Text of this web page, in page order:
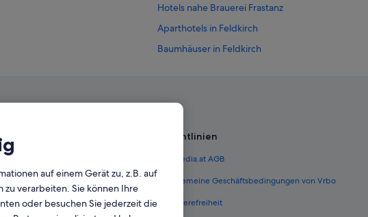
Hotels nahe Brauerei Frastanz
Aparthotels in Feldkirch
Baumhäuser in Feldkirch
Business in Feldkirch
Günstige in Feldkirch
Österreich
Richtlinien
Expedia.at AGB
Allgemeine Geschäftsbedingungen von Vrbo
Barrierefreiheit
auf einem Gerät zu, z.B. auf
verarbeiten. Sie können Ihre
oder besuchen Sie jederzeit die